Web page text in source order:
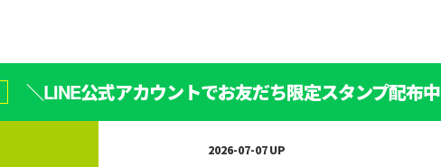
＼LINE公式アカウントでお友だち限定スタンプ配布
2026-07-07